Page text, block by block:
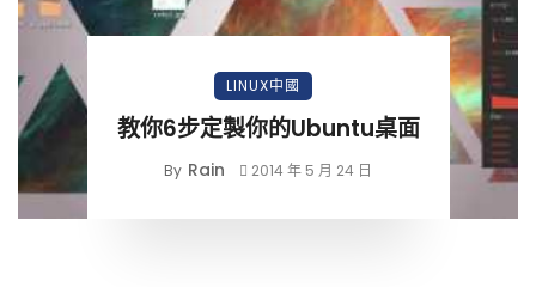
LINUX中國
教你6步定製你的Ubuntu桌面
By Rain 2014 年 5 月 24 日